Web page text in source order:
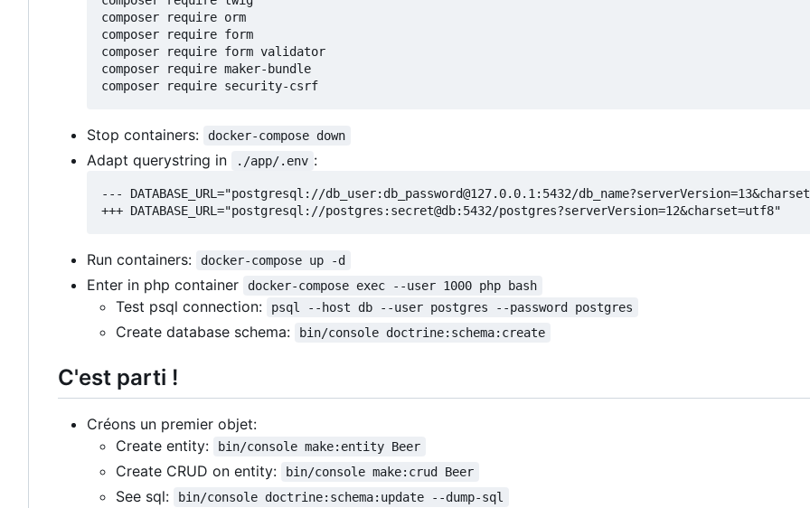
composer require orm
composer require form
composer require form validator
composer require maker-bundle
Stop containers: docker-compose down
Adapt querystring in ./app/.env :
--- DATABASE_URL="postgresql://db_user:db_password@127.0.0.1:5432/
Run containers: docker-compose up -d
Enter in php container docker-compose exec --user 1000 php bash
Test psql connection: psql --host db --user postgres --password postgres
Create database schema: bin/console doctrine:schema:create
C'est parti !
Créons un premier objet:
Create entity:
bin/console make:entity Beer
Create CRUD on entity: bin/console make:crud Beer
See sql: bin/console doctrine:schema:update --dump-sql